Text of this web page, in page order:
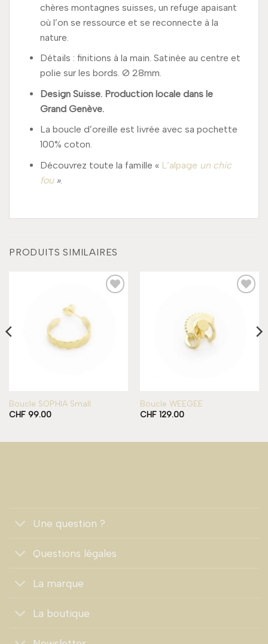
chères montagnes suisses, un refuge apaisant
où l’on se ressource et se reconnecte à la
nature.
Détails : finitions à la main. Satinée au centre et
polie sur les bords. Ø 28mm.
Design Suisse. Production locale dans le
Grand Genève.
La boucle d’oreille est livrée avec sa pochette
100% coton.
Découvrez toute la famille « L’alpage un chic
fou ».
PRODUITS SIMILAIRES
Boucle SOPHIA Small
CHF99.00
Boucle WEEGEE
CHF129.00
Une question ?
Questions légales
La marque
La boutique